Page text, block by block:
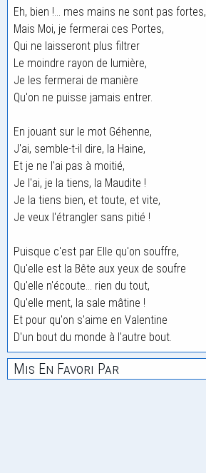
Eh, bien !... mes mains ne sont pas fortes,
Mais Moi, je fermerai ces Portes,
Qui ne laisseront plus filtrer
Le moindre rayon de lumière,
Je les fermerai de manière
Qu'on ne puisse jamais entrer.
En jouant sur le mot Géhenne,
J'ai, semble-t-il dire, la Haine,
Et je ne l'ai pas à moitié,
Je l'ai, je la tiens, la Maudite !
Je la tiens bien, et toute, et vite,
Je veux l'étrangler sans pitié !
Puisque c'est par Elle qu'on souffre,
Qu'elle est la Bête aux yeux de soufre
Qu'elle n'écoute... rien du tout,
Qu'elle ment, la sale mâtine !
Et pour qu'on s'aime en Valentine
D'un bout du monde à l'autre bout.
Mis En Favori Par